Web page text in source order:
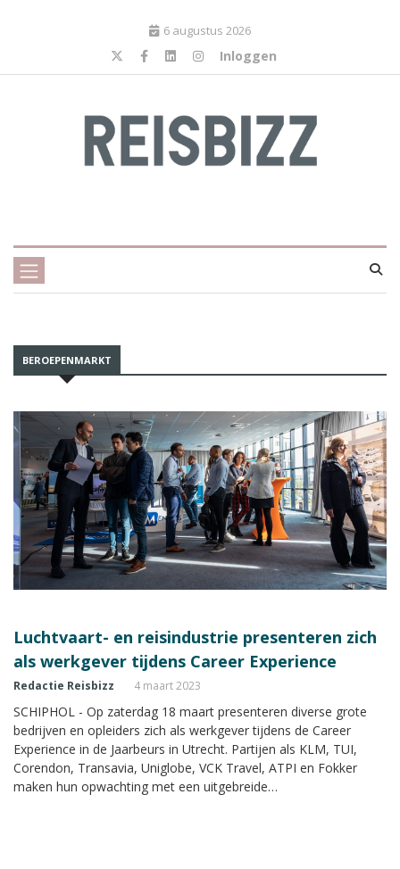
6 augustus 2026
Inloggen
BEROEPENMARKT
Luchtvaart- en reisindustrie presenteren zich
als werkgever tijdens Career Experience
Redactie Reisbizz 4 maart 2023
SCHIPHOL - Op zaterdag 18 maart presenteren diverse grote
bedrijven en opleiders zich als werkgever tijdens de Career
Experience in de Jaarbeurs in Utrecht. Partijen als KLM, TUI,
Corendon, Transavia, Uniglobe, VCK Travel, ATPI en Fokker
maken hun opwachting met een uitgebreide